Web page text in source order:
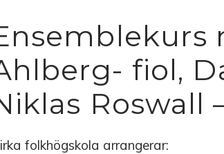
fiol,
Roswall
folkhögskola arrangerar: